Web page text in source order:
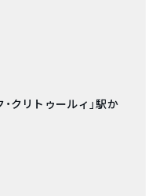
・クリトゥールィ」駅か